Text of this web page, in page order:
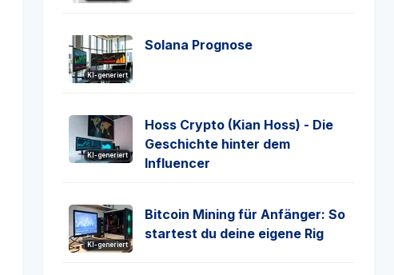
KI-generiert
Solana Prognose
KI-generiert
Hoss Crypto (Kian Hoss) - Die
Geschichte hinter dem
Influencer
KI-generiert
Bitcoin Mining für Anfänger: So
startest du deine eigene Rig